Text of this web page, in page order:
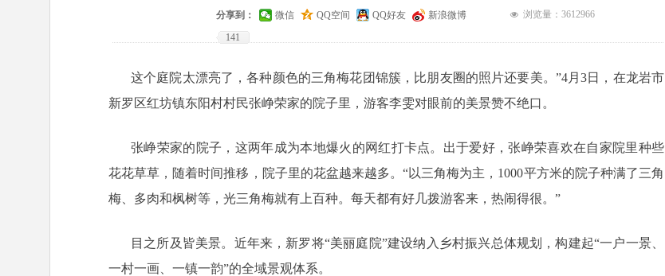
这个庭院太漂亮了，各种颜色的三角梅花团锦簇，比朋友圈的照片还要美。”4月3日，在龙岩市
新罗区红坊镇东阳村村民张峥荣家的院子里，游客李雯对眼前的美景赞不绝口。
张峥荣家的院子，这两年成为本地爆火的网红打卡点。出于爱好，张峥荣喜欢在自家院里种些
花花草草，随着时间推移，院子里的花盆越来越多。“以三角梅为主，1000平方米的院子种满了三角
梅、多肉和枫树等，光三角梅就有上百种。每天都有好几拨游客来，热闹得很。”
目之所及皆美景。近年来，新罗将“美丽庭院”建设纳入乡村振兴总体规划，构建起“一户一景、
一村一画、一镇一韵”的全域景观体系。
分享到： 微信 QQ空间 QQ好友
新浪微博
141
넶 浏览量：3612966